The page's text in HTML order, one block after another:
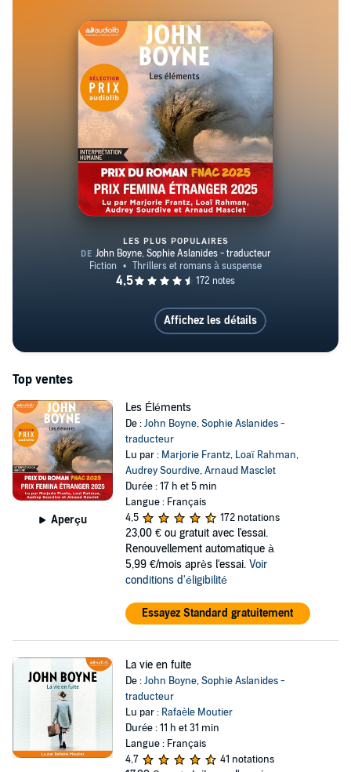
Les Éléments
LES PLUS POPULAIRES
Affichez les détails
Top ventes
Aperçu
Les Éléments
De :John Boyne,Sophie Aslanides -
traducteur
Lu par : Marjorie Frantz, Loaï Rahman,
Audrey Sourdive,Arnaud Masclet
Durée : 17 h et 5 min
Langue : Français
4,5
172 notations
23,00 € ou gratuit avec l'essai.
Renouvellement automatique à
5,99 €/mois après l'essai. Voir
conditions d'éligibilité
Essayez Standard gratuitement
La vie en fuite
De :John Boyne,Sophie Aslanides -
traducteur
Lu par : Rafaèle Moutier
Durée : 11 h et 31 min
Langue : Français
4,7
41 notations